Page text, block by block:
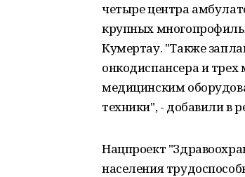
четыре центра
крупных
Кумертау. "Также
онкодиспансера и
медицинским
техники", - добавили в
Нацпроект
населения